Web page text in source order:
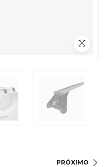
PRÓXIMO